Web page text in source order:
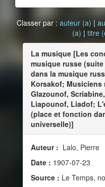
Classer par : auteur (a) |
(a) | titre
La musique [Les
musique russe
dans la musique
Korsakof;
Glazounof,
Liapounof, Liadof;
(place et fonction
universelle)]
Auteur : Lalo, Pierre
Date : 1907-07-23
Source : Le Temps,